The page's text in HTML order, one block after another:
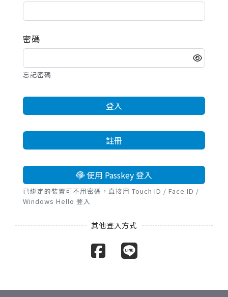
密碼
忘記密碼
登入
註冊
使用 Passkey 登入
已綁定的裝置可不用密碼，直接用 Touch ID / Face ID /
Windows Hello 登入